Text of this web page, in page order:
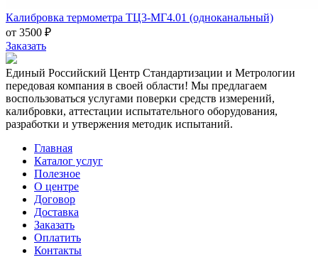
Калибровка термометра ТЦ3-МГ4.01 (одноканальный)
от 3500 ₽
Заказать
Единый Российский Центр Стандартизации и Метрологии
передовая компания в своей области! Мы предлагаем
воспользоваться услугами поверки средств измерений,
калибровки, аттестации испытательного оборудования,
разработки и утвержения методик испытаний.
Главная
Каталог услуг
Полезное
О центре
Договор
Доставка
Заказать
Оплатить
Контакты